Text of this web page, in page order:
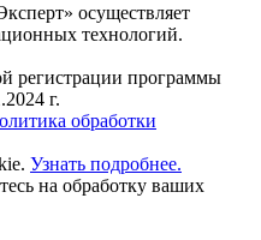
осуществляет
технологий.
регистрации программы
г.
обработки
Узнать подробнее.
на обработку ваших